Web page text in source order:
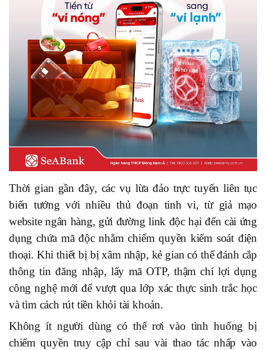
Thời gian gần đây, các vụ lừa đảo trực tuyến liên tục
biến tướng với nhiều thủ đoạn tinh vi, từ giả mạo
website ngân hàng, gửi đường link độc hại đến cài ứng
dụng chứa mã độc nhằm chiếm quyền kiểm soát điện
thoại. Khi thiết bị bị xâm nhập, kẻ gian có thể đánh cắp
thông tin đăng nhập, lấy mã OTP, thậm chí lợi dụng
công nghệ mới để vượt qua lớp xác thực sinh trắc học
và tìm cách rút tiền khỏi tài khoản.
Không ít người dùng có thể rơi vào tình huống bị
chiếm quyền truy cập chỉ sau vài thao tác nhấp vào